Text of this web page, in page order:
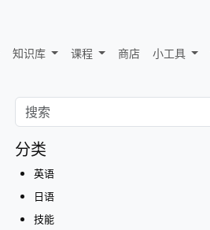
知识库 课程 商店 小工具
分类
英语
日语
技能